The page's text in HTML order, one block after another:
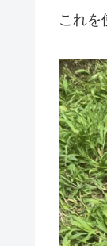
これを